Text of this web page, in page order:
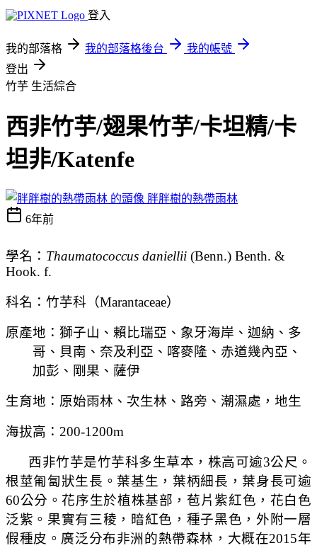
登入
我的部落格 我的部落格後台
我的帳號
登出
竹芋 生活綜合
西非竹芋/翅果竹芋/卡坦精/卡
坦非/Katenfe
胖胖樹的熱帶雨林
6年前
學名： Thaumatococcus daniellii (Benn.) Benth. &
Hook. f.
科名：竹芋科（Marantaceae）
原產地：獅子山、賴比瑞亞、象牙海岸、迦納、多
哥、貝南、奈及利亞、喀麥隆、赤道幾內亞、
加彭、剛果、薩伊
生育地：原始雨林、次生林、路旁、潮濕處，地生
海拔高：200-1200m
西非竹芋是竹芋科多生草本，株高可逾3公尺。
根莖匍匐狀生長。葉基生，葉柄細長，葉身長可逾
60公分。花序生於植株基部，苞片紫紅色，花白色
泛紫。果實有三稜，暗紅色，種子黑色，外附一層
假種皮。廣泛分布非洲的熱帶森林，大概在2015年